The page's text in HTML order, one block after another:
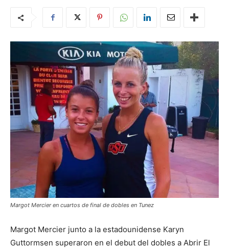
Margot Mercier en cuartos de final de dobles en Tunez
Margot Mercier junto a la estadounidense Karyn
Guttormsen superaron en el debut del dobles a Abrir El